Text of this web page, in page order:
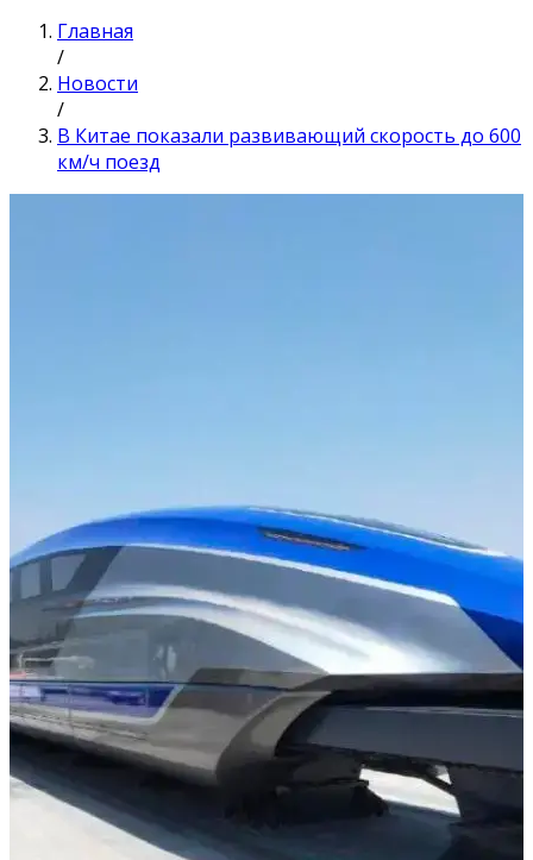
Главная
/
Новости
/
В Китае показали развивающий скорость до 600
км/ч поезд